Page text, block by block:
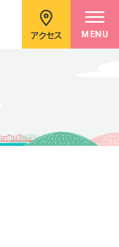
アクセス MENU